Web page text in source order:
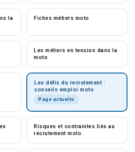
la
Fiches métiers moto
Les métiers en tension dans la
moto
Les défis du recrutement :
conseils emploi moto
Page actuelle
Risques et contraintes liés au
recrutement moto